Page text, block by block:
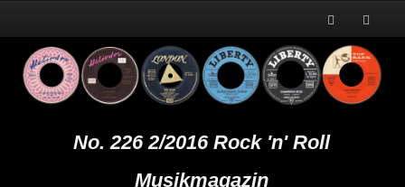
No. 226 2/2016 Rock 'n' Roll
Musikmagazin